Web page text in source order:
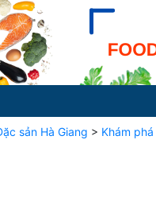
sản Hà Giang > Khám